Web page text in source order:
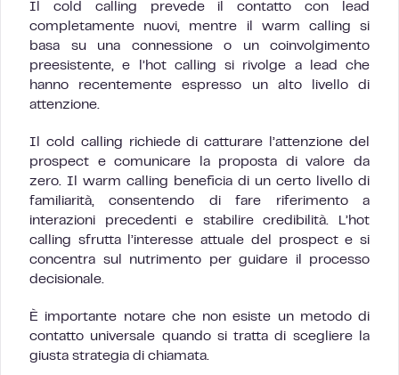
Il cold calling prevede il contatto con lead
completamente nuovi, mentre il warm calling si
basa su una connessione o un coinvolgimento
preesistente, e l’hot calling si rivolge a lead che
hanno recentemente espresso un alto livello di
attenzione.
Il cold calling richiede di catturare l’attenzione del
prospect e comunicare la proposta di valore da
zero. Il warm calling beneficia di un certo livello di
familiarità, consentendo di fare riferimento a
interazioni precedenti e stabilire credibilità. L’hot
calling sfrutta l’interesse attuale del prospect e si
concentra sul nutrimento per guidare il processo
decisionale.
È importante notare che non esiste un metodo di
contatto universale quando si tratta di scegliere la
giusta strategia di chiamata.